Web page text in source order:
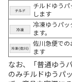
チルドゆう
します
冷凍ゆうパッ
ます。
佐川急便での
ます
なお、「普通ゆう
のみチルドゆうパ